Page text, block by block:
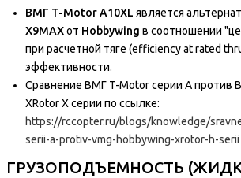
ВМГ T-Motor A10XL является
X9MAXот Hobbywing в соотношении
при расчетной тяге (efficiency at rated
эффективности.
Сравнение ВМГ T-Motor серии А против
XRotor Х серии по ссылке:
https://rccopter.ru/blogs/knowledge/
serii-a-protiv-vmg-hobbywing-xrotor-h-serii
ГРУЗОПОДЪЕМНОСТЬ